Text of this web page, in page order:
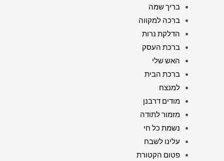
בריך שמה
ברכה למקווה
הדלקת נרות
ברכת העסק
האש שלי
ברכת הבית
למנצח
מודים דרבנן
מזמור לתודה
נשמת כל חי
עלינו לשבח
פטום הקטורת